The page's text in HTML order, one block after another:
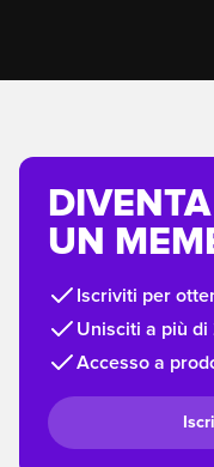
UN
Iscriviti per
Unisciti a più di
Accesso a